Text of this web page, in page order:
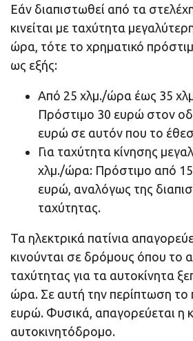
Εάν διαπιστωθεί από τα
κινείται με ταχύτητα
ώρα, τότε το χρηματικό
ως εξής:
Από 25 χλμ./ώρα έως 35
Πρόστιμο 30 ευρώ στον
ευρώ σε αυτόν που το
Για ταχύτητα κίνησης
χλμ./ώρα: Πρόστιμο από
ευρώ, αναλόγως της
ταχύτητας.
Τα ηλεκτρικά πατίνια
κινούνται σε δρόμους όπου το
ταχύτητας για τα αυτοκίνητα
ώρα. Σε αυτή την περίπτωση το
ευρώ. Φυσικά, απαγορεύεται η
αυτοκινητόδρομο.